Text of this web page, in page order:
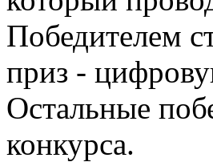
Победителем
приз -
Остальные
конкурса.